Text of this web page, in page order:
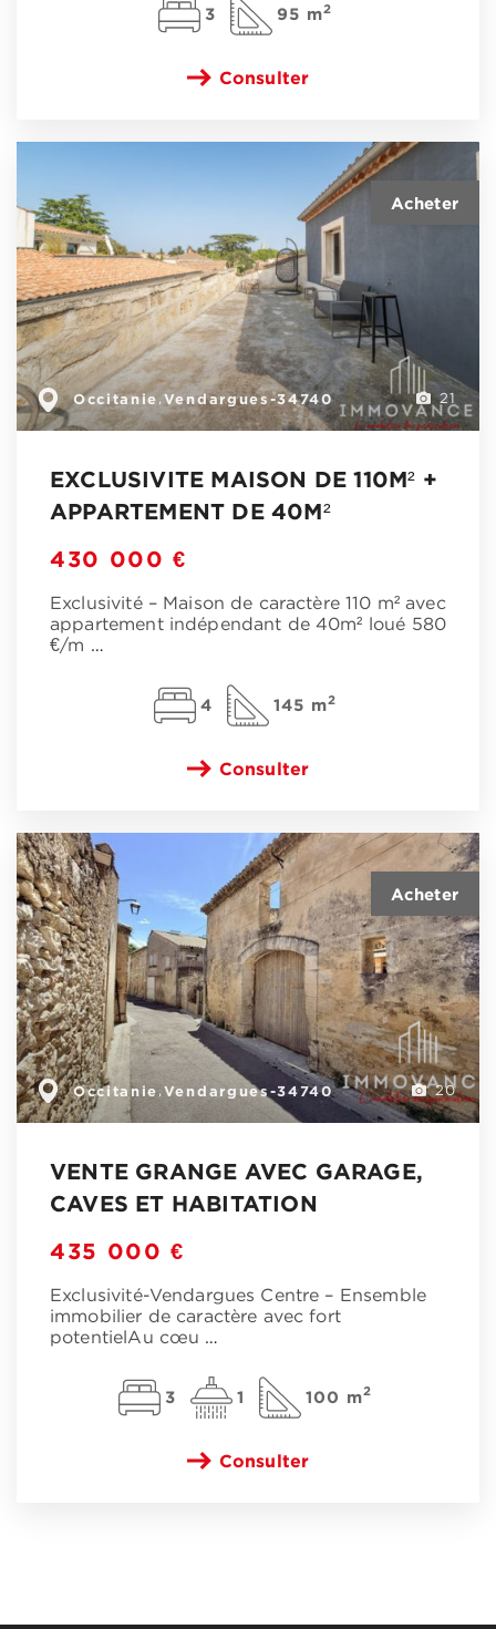
3 95 m2
Consulter
21
Occitanie , Vendargues-34740
EXCLUSIVITE MAISON DE 110M² +
APPARTEMENT DE 40M²
430 000 €
Exclusivité – Maison de caractère 110 m² avec
appartement indépendant de 40m² loué 580
€/m …
4 145 m2
Consulter
20
Occitanie , Vendargues-34740
VENTE GRANGE AVEC GARAGE,
CAVES ET HABITATION
435 000 €
Exclusivité-Vendargues Centre – Ensemble
immobilier de caractère avec fort
potentielAu cœu …
3 1 100 m2
Consulter